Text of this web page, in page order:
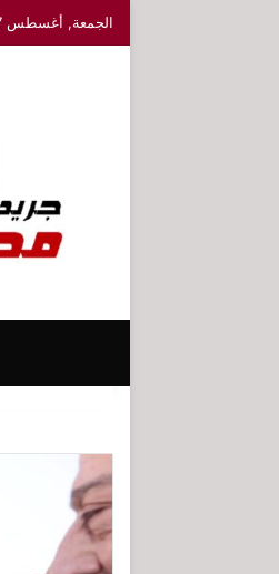
الجمعة, أغسطس 7 2026